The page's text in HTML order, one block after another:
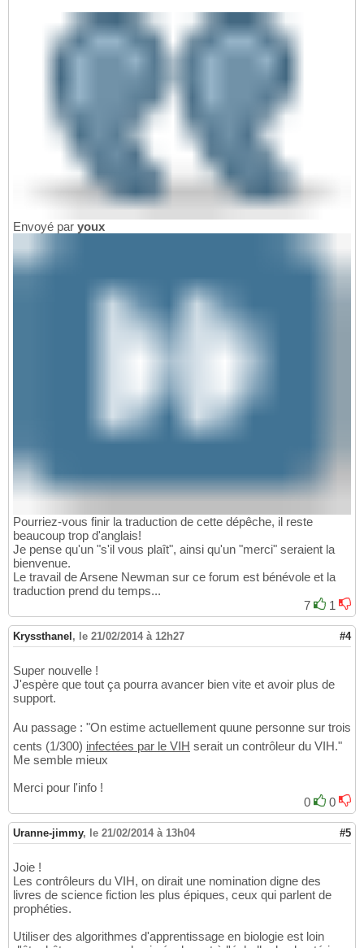
Envoyé par youx
Pourriez-vous finir la traduction de cette dépêche, il reste
beaucoup trop d'anglais!
Je pense qu'un "s'il vous plaît", ainsi qu'un "merci" seraient la
bienvenue.
Le travail de Arsene Newman sur ce forum est bénévole et la
traduction prend du temps...
7
1
Kryssthanel , le 21/02/2014 à 12h27 #4
Super nouvelle !
J'espère que tout ça pourra avancer bien vite et avoir plus de
support.
Au passage : "On estime actuellement quune personne sur trois
cents (1/300) infectées par le VIH serait un contrôleur du VIH."
Me semble mieux
Merci pour l'info !
0
0
Uranne-jimmy, le 21/02/2014 à 13h04 #5
Joie !
Les contrôleurs du VIH, on dirait une nomination digne des
livres de science fiction les plus épiques, ceux qui parlent de
prophéties.
Utiliser des algorithmes d'apprentissage en biologie est loin